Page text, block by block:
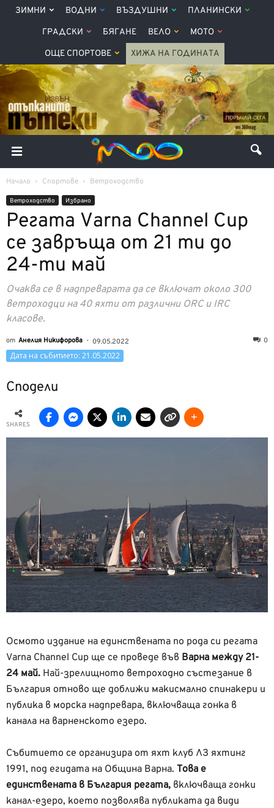
ЗИМНИ ВОДНИ ВЪЗДУШНИ ПЛАНИНСКИ
ГРАДСКИ БЯГАНЕ ВЕЛО МОТО
ОЩЕ СПОРТОВЕ ХИЖА НА ГОДИНАТА
Начало Спортове Ветроходство
Ветроходство Избрано
Регата Varna Channel Cup
се завръща от 21 ти до
24-ти май
Очаква се в надпреварата да се включат около 300
ветроходци на 40 яхти от различни ORC и IRC
класове.
от Анелия Никифорова - 09.05.2022 0
Дата на събитието: 21.05.2022
Сподели
SHARES
Осмото издание на единствената по рода си регата
Varna Channel Cup ще се проведе във Варна между 21-
24 май. Най-зрелищното ветроходно състезание в
България отново ще доближи макисмално спинакери и
публика в морска надпревара, включваща гонка в
канала на варненското езеро.
Събитието се организира от яхт клуб ЛЗ яхтинг
1991, под егидата на Община Варна. Това е
единствената в България регата, включваща гонки
канал-езеро, което позволява публиката да види